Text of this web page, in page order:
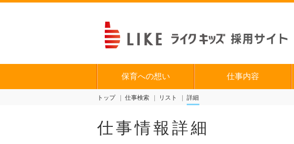
保育への想い 仕事内容
トップ 仕事検索 リスト 詳細
仕事情報詳細